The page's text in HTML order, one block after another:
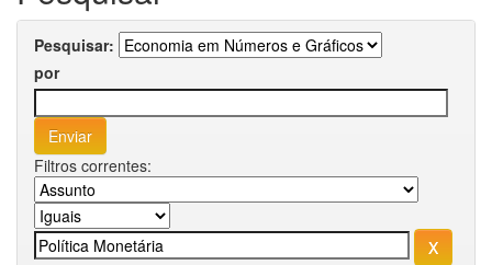
Pesquisar:
por
Filtros correntes: